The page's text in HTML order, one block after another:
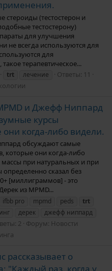
стероиды (тестостерон и
тестостерону)
для улучшения
не всегда используются для
для
терапевтическое...
trt лечение
Ответы: 11
и Джефф Ниппард
курсы
когда-либо видели.
обсуждают самые
которые они когда-либо
при натуральных и при
сказал без
[миллиграммов] - это
из MPMD...
ifbb pro mpmd peds
trt
дерек
джефф ниппард
2 Форум: Новости
рассказывает о
"Каждый раз, когда у